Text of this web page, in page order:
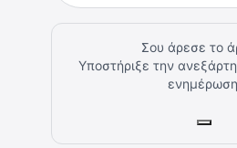
Σου άρεσε το
Υποστήριξε την